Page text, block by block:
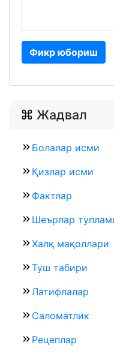
Фикр юбориш
Жадвал
Болалар исми
Қизлар исми
Фактлар
Шеърлар
Халқ мақоллари
Туш табири
Латифлалар
Саломатлик
Рецеплар